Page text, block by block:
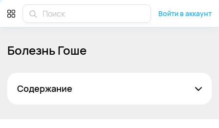
Войти в аккаунт
Болезнь Гоше
Содержание